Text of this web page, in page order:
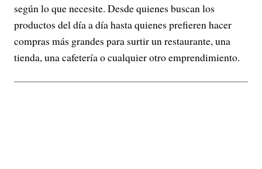
según lo que necesite. Desde quienes buscan los
productos del día a día hasta quienes prefieren hacer
compras más grandes para surtir un restaurante, una
tienda, una cafetería o cualquier otro emprendimiento.